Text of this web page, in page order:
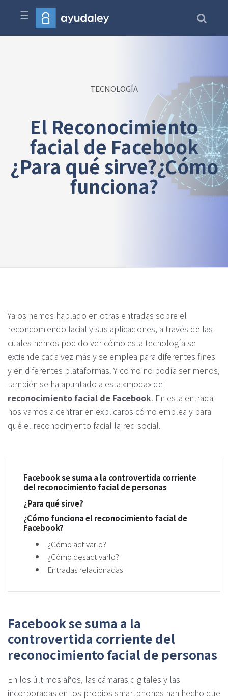
☰
TECNOLOGÍA
El Reconocimiento
facial de Facebook
¿Para qué sirve?¿Cómo
funciona?
Ya os hemos hablado en otras entradas sobre el
reconcomiendo facial y sus aplicaciones, a través de las
cuales hemos podido ver cómo esta tecnología se
extiende cada vez más y se emplea para diferentes fines
y en diferentes plataformas. Y como no podía ser menos,
también se ha apuntado a esta «moda» del
reconocimiento facial de Facebook. En esta entrada
nos vamos a centrar en explicaros cómo emplea y para
qué el reconocimiento facial la red social.
Facebook se suma a la controvertida corriente
del reconocimiento facial de personas
¿Para qué sirve?
¿Cómo funciona el reconocimiento facial de
Facebook?
¿Cómo activarlo?
¿Cómo desactivarlo?
Entradas relacionadas
Facebook se suma a la
controvertida corriente del
reconocimiento facial de personas
En los últimos años, las cámaras digitales y las
incorporadas en los propios smartphones han hecho que